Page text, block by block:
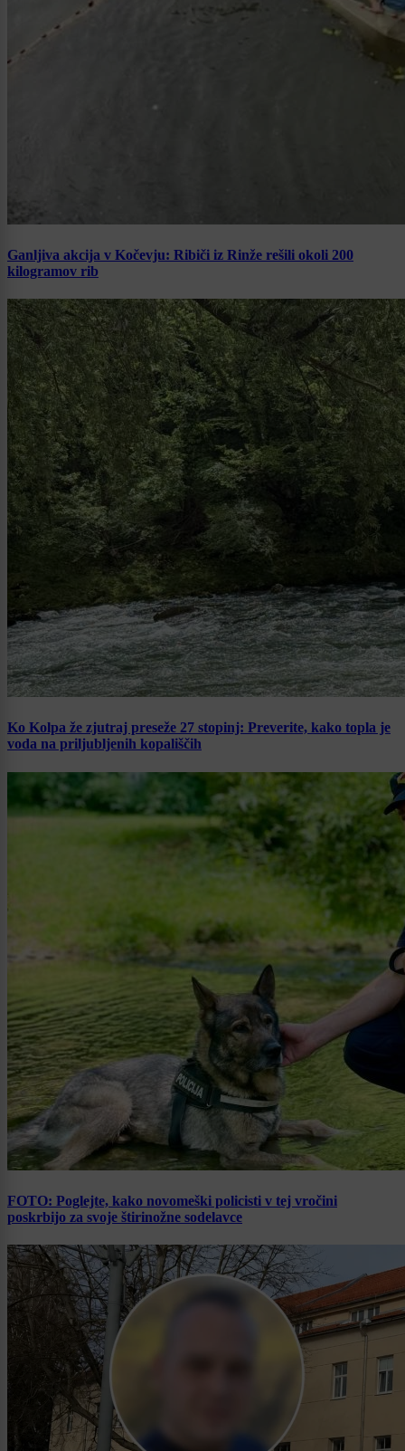
Ganljiva akcija v Kočevju: Ribiči iz Rinže rešili okoli 200
kilogramov rib
Ko Kolpa že zjutraj preseže 27 stopinj: Preverite, kako topla je
voda na priljubljenih kopališčih
FOTO: Poglejte, kako novomeški policisti v tej vročini
poskrbijo za svoje štirinožne sodelavce